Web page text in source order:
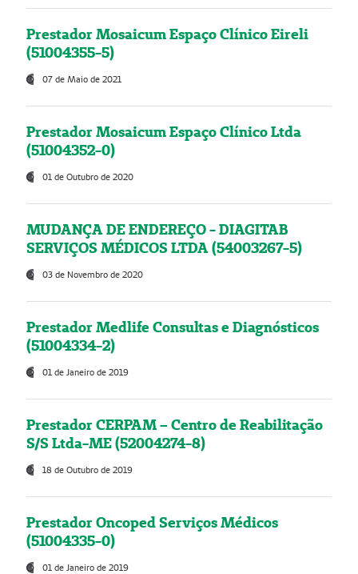
Prestador Mosaicum Espaço Clínico Eireli
(51004355-5)
07 de Maio de 2021
Prestador Mosaicum Espaço Clínico Ltda
(51004352-0)
01 de Outubro de 2020
MUDANÇA DE ENDEREÇO - DIAGITAB
SERVIÇOS MÉDICOS LTDA (54003267-5)
03 de Novembro de 2020
Prestador Medlife Consultas e Diagnósticos
(51004334-2)
01 de Janeiro de 2019
Prestador CERPAM – Centro de Reabilitação
S/S Ltda-ME (52004274-8)
18 de Outubro de 2019
Prestador Oncoped Serviços Médicos
(51004335-0)
01 de Janeiro de 2019